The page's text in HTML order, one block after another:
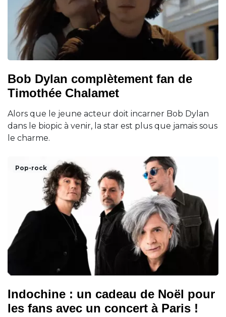
Bob Dylan complètement fan de
Timothée Chalamet
Alors que le jeune acteur doit incarner Bob Dylan
dans le biopic à venir, la star est plus que jamais sous
le charme.
Pop-rock
Indochine : un cadeau de Noël pour
les fans avec un concert à Paris !